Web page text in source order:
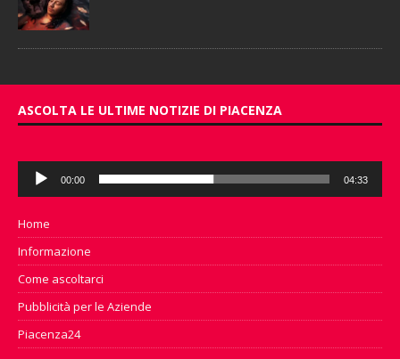
ASCOLTA LE ULTIME NOTIZIE DI PIACENZA
Audio
Player
00:00 04:33
Home
Informazione
Come ascoltarci
Pubblicità per le Aziende
Piacenza24